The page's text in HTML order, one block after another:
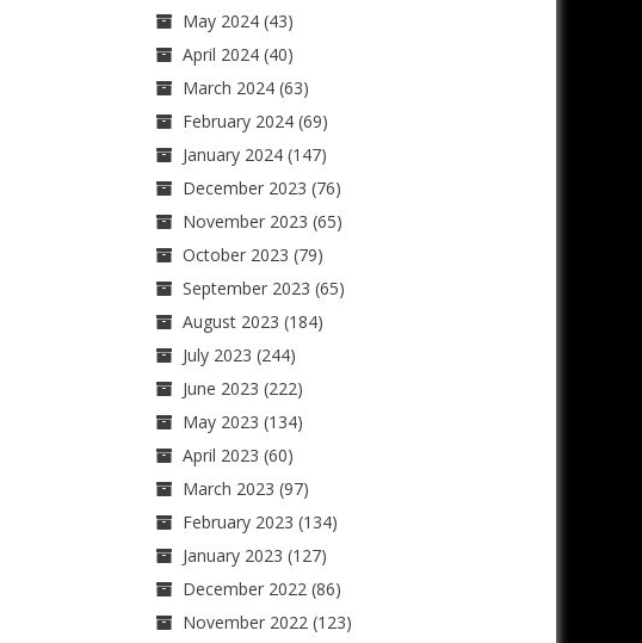
May 2024(43)
April 2024(40)
March 2024(63)
February 2024(69)
January 2024(147)
December 2023 (76)
November 2023 (65)
October 2023 (79)
September 2023 (65)
August 2023 (184)
July 2023 (244)
June 2023 (222)
May 2023 (134)
April 2023 (60)
March 2023 (97)
February 2023 (134)
January 2023 (127)
December 2022(86)
November 2022(123)